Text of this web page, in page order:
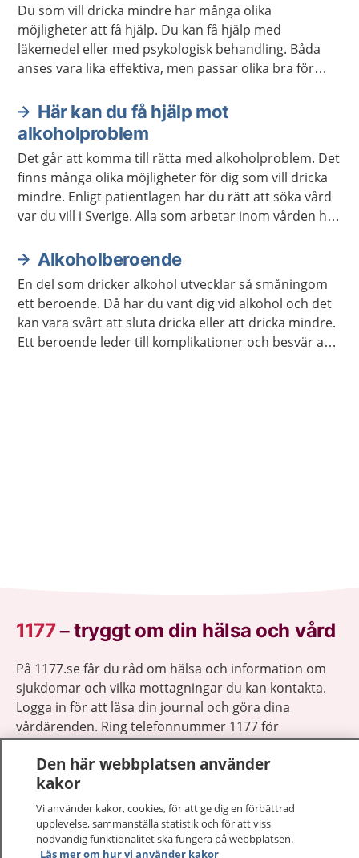
Du som vill dricka mindre har många olika
möjligheter att få hjälp. Du kan få hjälp med
läkemedel eller med psykologisk behandling. Båda
anses vara lika effektiva, men passar olika bra för
En del får bra stöd i självhjälpsgrupper.
Här kan du få hjälp mot
alkoholproblem
Det går att komma till rätta med alkoholproblem. Det
finns många olika möjligheter för dig som vill dricka
mindre. Enligt patientlagen har du rätt att söka vård
var du vill i Sverige. Alla som arbetar inom vården har
Alkoholberoende
En del som dricker alkohol utvecklar så småningom
ett beroende. Då har du vant dig vid alkohol och det
kan vara svårt att sluta dricka eller att dricka mindre.
Ett beroende leder till komplikationer och besvär av
1177–tryggt om din hälsa och vård
På 1177.se får du råd om hälsa och information om
sjukdomar och vilka mottagningar du kan kontakta.
Logga in för att läsa din journal och göra dina
vårdärenden. Ring telefonnummer 1177 för
sjukvårdsrådgivning dygnet runt.
1177 ger dig råd när du vill må bättre.
Den här webbplatsen använder
kakor
Vi använder kakor, cookies, för att ge dig en förbättrad
upplevelse, sammanställa statistik och för att viss
nödvändig funktionalitet ska fungera på webbplatsen.
Läs mer om hur vi använder kakor